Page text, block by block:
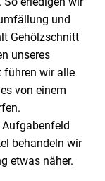
und
Gehölzschnitt
unseres
führen wir alle
von einem
behandeln wir
etwas näher.